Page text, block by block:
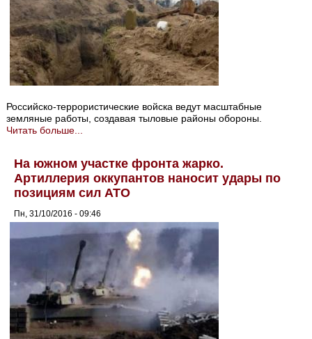
Российско-террористические войска ведут масштабные
земляные работы, создавая тыловые районы обороны.
Читать больше...
На южном участке фронта жарко.
Артиллерия оккупантов наносит удары по
позициям сил АТО
Пн, 31/10/2016 - 09:46